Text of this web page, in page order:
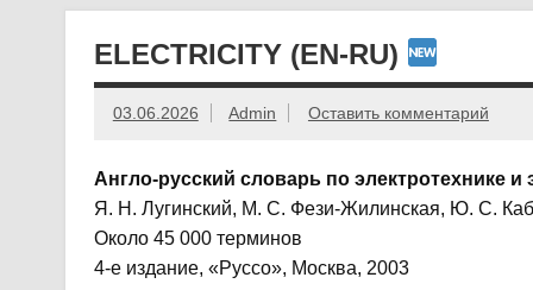
ELECTRICITY (EN-RU)
03.06.2026 Admin Оставить комментарий
Англо-русский словарь по электротехнике и
Я. Н. Лугинский, М. С. Фези-Жилинская, Ю. С.
Около 45 000 терминов
4-е издание, «Руссо», Москва, 2003